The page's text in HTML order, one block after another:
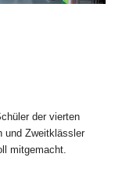
der vierten
und Zweitklässler
mitgemacht.